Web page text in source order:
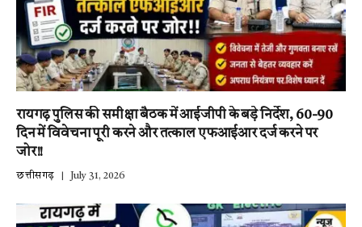
रायगढ़ पुलिस की समीक्षा बैठक में आईजीपी के बड़े निर्देश, 60-90
दिन में विवेचना पूरी करने और तत्काल एफआईआर दर्ज करने पर
जोर!!
छत्तीसगढ़ July 31, 2026